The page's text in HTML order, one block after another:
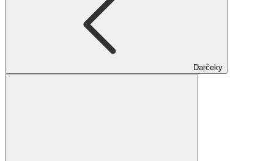
Darčeky